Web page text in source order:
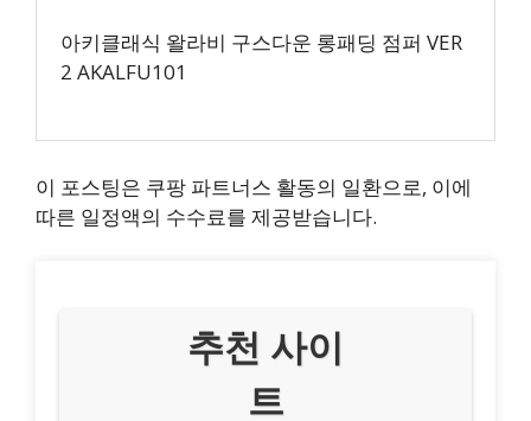
아키클래식 왈라비 구스다운 롱패딩 점퍼 VER
2 AKALFU101
이 포스팅은 쿠팡 파트너스 활동의 일환으로, 이에
따른 일정액의 수수료를 제공받습니다.
추천 사이
트